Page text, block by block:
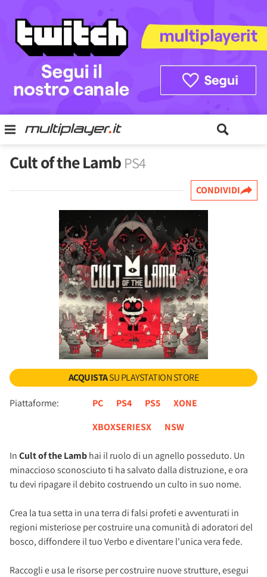
Cult of the Lamb PS4
CONDIVIDI
ACQUISTASU PLAYSTATION STORE
Piattaforme: PC PS4 PS5
XONE
XBOXSERIESX
NSW
InCult of the Lambhai il ruolo di un agnello posseduto. Un
minaccioso sconosciuto ti ha salvato dalla distruzione, e ora
tu devi ripagare il debito costruendo un culto in suo nome.
Crea la tua setta in una terra di falsi profeti e avventurati in
regioni misteriose per costruire una comunità di adoratori del
bosco, diffondere il tuo Verbo e diventare l'unica vera fede.
Raccogli e usa le risorse per costruire nuove strutture, esegui